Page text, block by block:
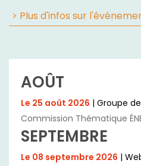
> Plus d'infos sur
AOÛT
Le 25 août 2026 | Groupe
Commission Thématique
SEPTEMBRE
Le 08 septembre 2026 |